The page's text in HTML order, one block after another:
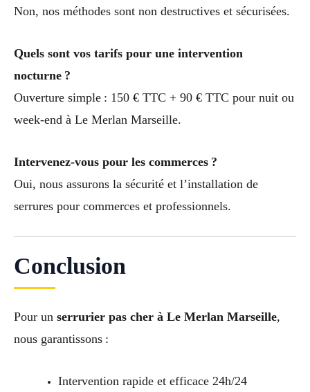
Non, nos méthodes sont non destructives et sécurisées.
Quels sont vos tarifs pour une intervention
nocturne ?
Ouverture simple : 150 € TTC + 90 € TTC pour nuit ou
week-end à Le Merlan Marseille.
Intervenez-vous pour les commerces ?
Oui, nous assurons la sécurité et l’installation de
serrures pour commerces et professionnels.
Conclusion
Pour un serrurier pas cher à Le Merlan Marseille,
nous garantissons :
Intervention rapide et efficace 24h/24